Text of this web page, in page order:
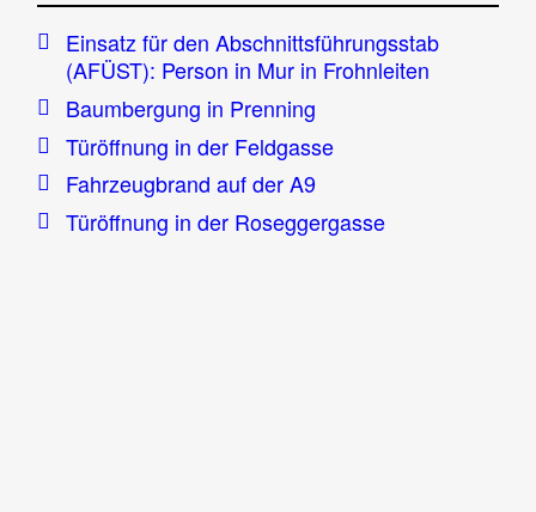
Einsatz für den Abschnittsführungsstab
(AFÜST): Person in Mur in Frohnleiten
Baumbergung in Prenning
Türöffnung in der Feldgasse
Fahrzeugbrand auf der A9
Türöffnung in der Roseggergasse